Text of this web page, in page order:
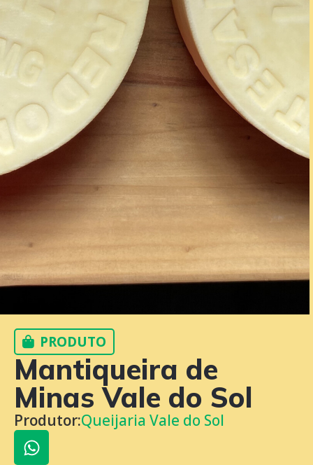
PRODUTO
Mantiqueira de
Minas Vale do Sol
Produtor:Queijaria Vale do Sol